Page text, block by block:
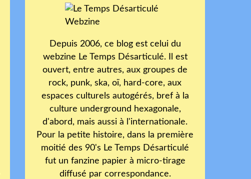
Depuis 2006, ce blog est celui du
webzine Le Temps Désarticulé. Il est
ouvert, entre autres, aux groupes de
rock, punk, ska, oï, hard-core, aux
espaces culturels autogérés, bref à la
culture underground hexagonale,
d'abord, mais aussi à l'internationale.
Pour la petite histoire, dans la première
moitié des 90's Le Temps Désarticulé
fut un fanzine papier à micro-tirage
diffusé par correspondance.